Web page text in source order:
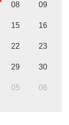
08 09
15 16
22 23
29 30
05 06